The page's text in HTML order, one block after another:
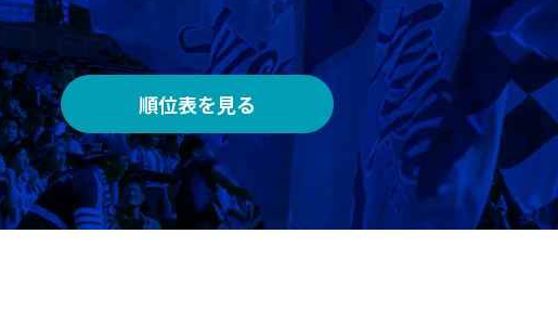
順位表を見る